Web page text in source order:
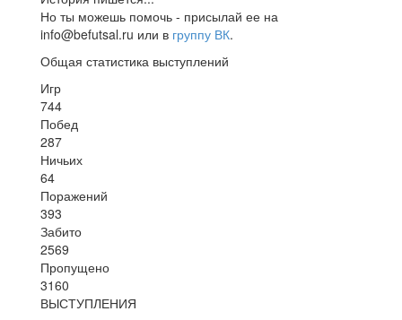
Но ты можешь помочь - присылай ее на
info@befutsal.ru или в группу ВК.
Общая статистика выступлений
Игр
744
Побед
287
Ничьих
64
Поражений
393
Забито
2569
Пропущено
3160
ВЫСТУПЛЕНИЯ